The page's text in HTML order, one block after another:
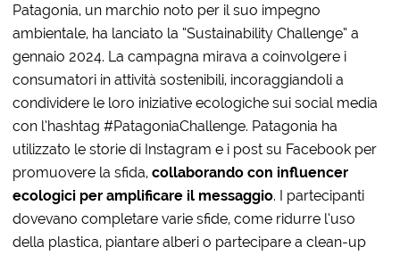
Patagonia, un marchio noto per il suo impegno
ambientale, ha lanciato la “Sustainability Challenge” a
gennaio 2024. La campagna mirava a coinvolgere i
consumatori in attività sostenibili, incoraggiandoli a
condividere le loro iniziative ecologiche sui social media
con l’hashtag #PatagoniaChallenge. Patagonia ha
utilizzato le storie di Instagram e i post su Facebook per
promuovere la sfida,collaborando con influencer
ecologici per amplificare il messaggio. I partecipanti
dovevano completare varie sfide, come ridurre l’uso
della plastica, piantare alberi o partecipare a clean-up